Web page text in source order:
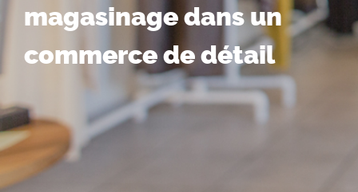
magasinage dans un
commerce de détail